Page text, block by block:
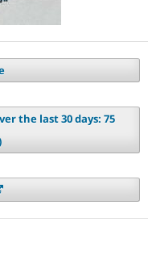
the last 30 days: 75